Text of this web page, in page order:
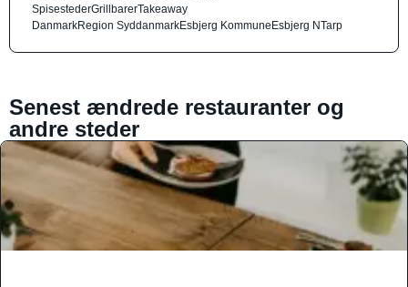
SpisestederGrillbarerTakeaway
DanmarkRegion SyddanmarkEsbjerg KommuneEsbjerg NTarp
Senest ændrede restauranter og
andre steder